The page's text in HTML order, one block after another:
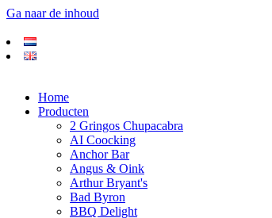
Ga naar de inhoud
Home
Producten
2 Gringos Chupacabra
AI Coocking
Anchor Bar
Angus & Oink
Arthur Bryant's
Bad Byron
BBQ Delight